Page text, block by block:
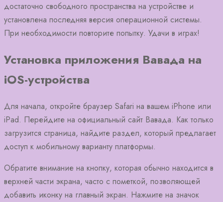
достаточно свободного пространства на устройстве и
установлена последняя версия операционной системы.
При необходимости повторите попытку. Удачи в играх!
Установка приложения Вавада на
iOS-устройства
Для начала, откройте браузер Safari на вашем iPhone или
iPad. Перейдите на официальный сайт Вавада. Как только
загрузится страница, найдите раздел, который предлагает
доступ к мобильному варианту платформы.
Обратите внимание на кнопку, которая обычно находится в
верхней части экрана, часто с пометкой, позволяющей
добавить иконку на главный экран. Нажмите на значок